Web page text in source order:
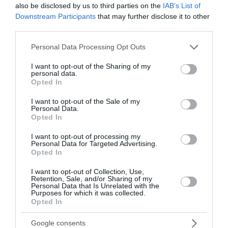
also be disclosed by us to third parties on the IAB’s List of
Downstream Participants that may further disclose it to other
Please note that this website/app uses one or more Google
not limited to your visit or usage behaviour. You may click to
grant or deny consent to Google and its third-party tags to
use your data for below specified purposes in below Google
consent section.
Personal Data Processing Opt Outs
I want to opt-out of the Sharing of my
personal data.
Opted In
I want to opt-out of the Sale of my
Personal Data.
Opted In
I want to opt-out of processing my
Personal Data for Targeted Advertising.
Opted In
I want to opt-out of Collection, Use,
Retention, Sale, and/or Sharing of my
Personal Data that Is Unrelated with the
Purposes for which it was collected.
Opted In
Google consents
Το Φεστιβάλ Δελφών «Το Λάλον Ύδωρ» είναι η πιο
σημαντική δραστηριότητα του Δικτύου Δελφών και